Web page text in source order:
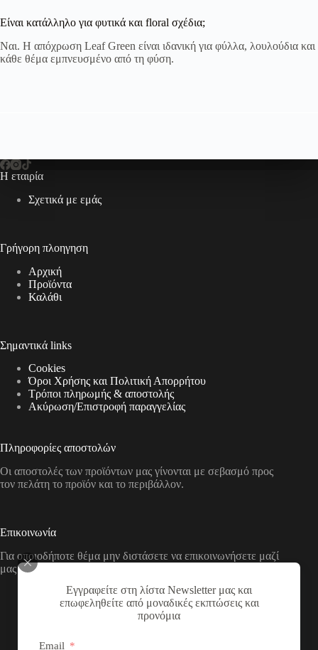
Εγγραφείτε στη λίστα Newsletter μας και
επωφεληθείτε από μοναδικές εκπτώσεις και
προνόμια
Email
Είναι κατάλληλο για φυτικά και floral σχέδια;
Ναι. Η απόχρωση Leaf Green είναι ιδανική για φύλλα, λουλούδια και
κάθε θέμα εμπνευσμένο από τη φύση.
Η εταιρία
Σχετικά με εμάς
Γρήγορη πλοηγηση
Αρχική
Προϊόντα
Καλάθι
Σημαντικά links
Cookies
Όροι Χρήσης και Πολιτική Απορρήτου
Τρόποι πληρωμής & αποστολής
Aκύρωση/Επιστροφή παραγγελίας
Πληροφορίες αποστολών
Οι αποστολές των προϊόντων μας γίνονται με σεβασμό προς
τον πελάτη το προϊόν και το περιβάλλον.
Επικοινωνία
Για οποιοδήποτε θέμα μην διστάσετε να επικοινωνήσετε μαζί
μας με τους παρακάτω τρόπους
Διεύθυνση:
Νικολάου Χάσου 19, ΤΚ 53100, Φλώρινα,
Τηλέφωνο: